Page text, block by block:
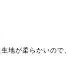
地が柔らかいので、